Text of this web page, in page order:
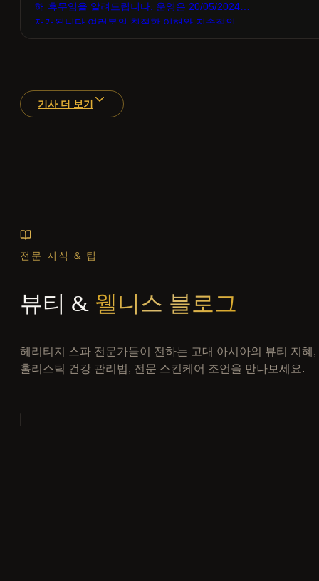
해 휴무임을 알려드립니다. 운영은 20/05/2024에
재개됩니다.여러분의 친절한 이해와 지속적인…
기사 더 보기
전문 지식 & 팁
뷰티 & 웰니스 블로그
헤리티지 스파 전문가들이 전하는 고대 아시아의 뷰티 지혜,
홀리스틱 건강 관리법, 전문 스킨케어 조언을 만나보세요.